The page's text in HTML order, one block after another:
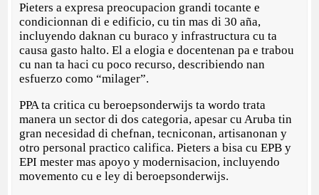
Pieters a expresa preocupacion grandi tocante e
condicionnan di e edificio, cu tin mas di 30 aña,
incluyendo daknan cu buraco y infrastructura cu ta
causa gasto halto. El a elogia e docentenan pa e trabou
cu nan ta haci cu poco recurso, describiendo nan
esfuerzo como “milager”.
PPA ta critica cu beroepsonderwijs ta wordo trata
manera un sector di dos categoria, apesar cu Aruba tin
gran necesidad di chefnan, tecniconan, artisanonan y
otro personal practico califica. Pieters a bisa cu EPB y
EPI mester mas apoyo y modernisacion, incluyendo
movemento cu e ley di beroepsonderwijs.